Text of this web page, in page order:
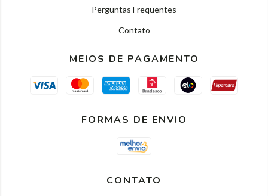
Perguntas Frequentes
Contato
MEIOS DE PAGAMENTO
FORMAS DE ENVIO
CONTATO